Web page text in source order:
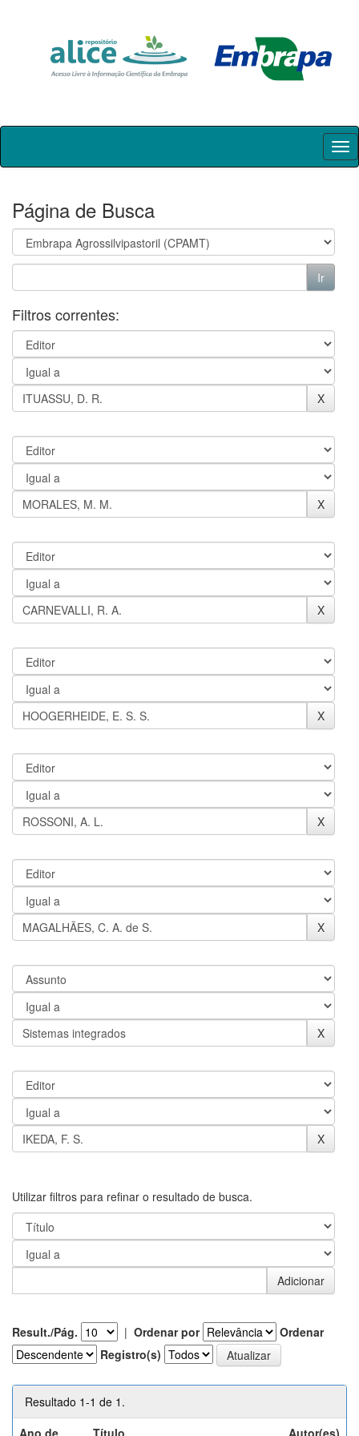
Skip
Página de Busca
Filtros correntes:
Utilizar filtros para refinar o resultado de busca.
Result./Pág. | Ordenar por
Ordenar
Registro(s)
Resultado 1-1 de 1.
Ano de
Título Autor(es)